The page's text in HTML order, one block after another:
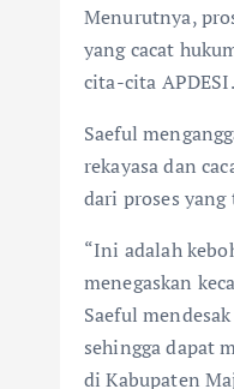
Menurutnya,
yang cacat
cita-cita APDESI.
Saeful
rekayasa dan
dari proses
“Ini adalah
menegaskan
Saeful
sehingga dapat
di Kabupaten